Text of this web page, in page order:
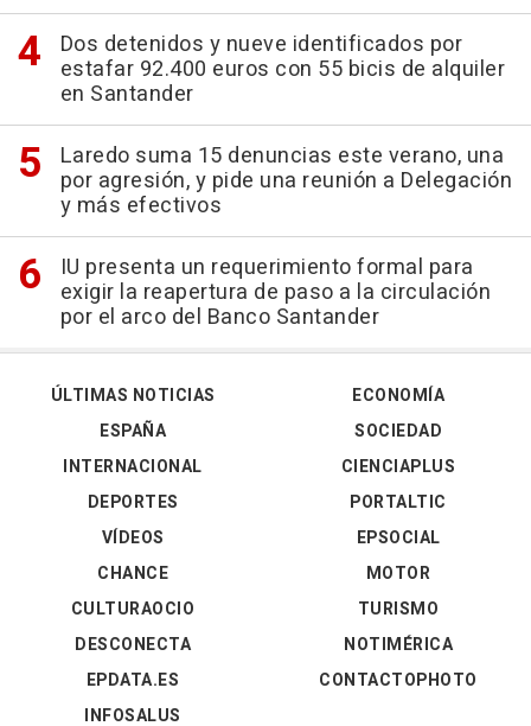
Dos detenidos y nueve identificados por
estafar 92.400 euros con 55 bicis de alquiler
en Santander
Laredo suma 15 denuncias este verano, una
por agresión, y pide una reunión a Delegación
y más efectivos
IU presenta un requerimiento formal para
exigir la reapertura de paso a la circulación
por el arco del Banco Santander
ÚLTIMAS NOTICIAS
ESPAÑA
INTERNACIONAL
DEPORTES
VÍDEOS
ECONOMÍA
SOCIEDAD
CIENCIAPLUS
PORTALTIC
EPSOCIAL
CHANCE
CULTURAOCIO
DESCONECTA
EPDATA.ES
INFOSALUS
MOTOR
TURISMO
NOTIMÉRICA
CONTACTOPHOTO